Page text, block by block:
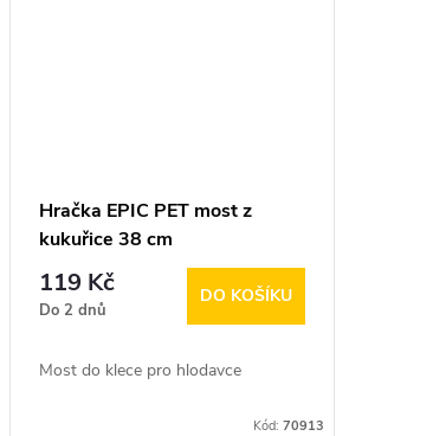
Hračka EPIC PET most z
kukuřice 38 cm
119 Kč
Do 2 dnů
DO KOŠÍKU
Most do klece pro hlodavce
Kód: 70913